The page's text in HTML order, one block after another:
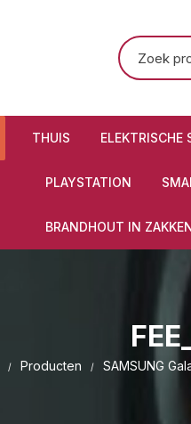
THUIS ELEKTRISCHE
PLAYSTATION
BRANDHOUT IN
Producten SAMSUNG